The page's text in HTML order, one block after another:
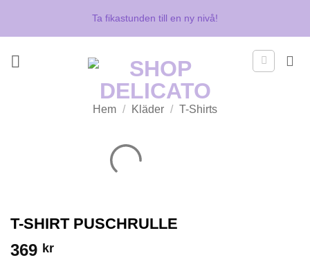
Ta fikastunden till en ny nivå!
Hem / Kläder / T-Shirts
T-SHIRT PUSCHRULLE
369 kr